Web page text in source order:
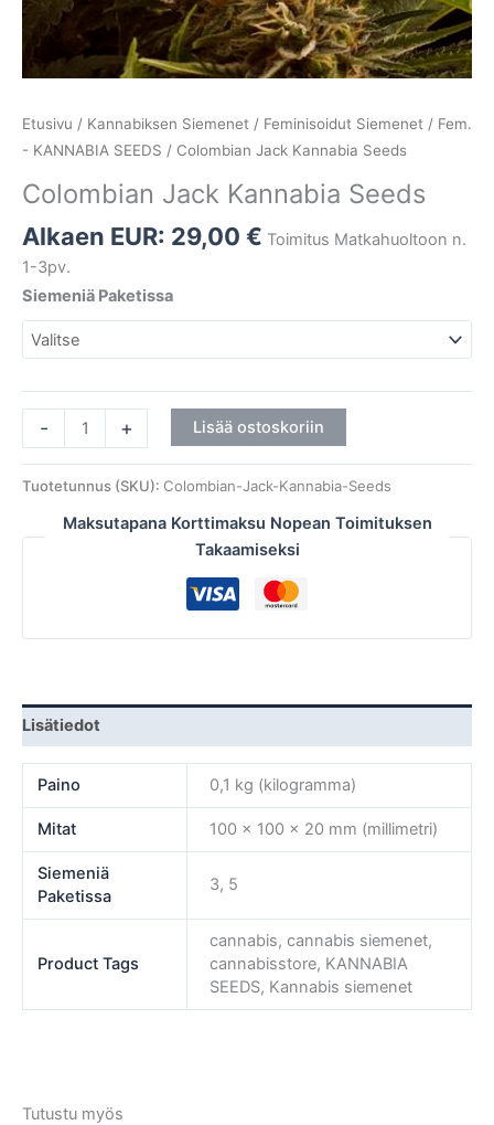
Etusivu / Kannabiksen Siemenet / Feminisoidut Siemenet / Fem.
- KANNABIA SEEDS / Colombian Jack Kannabia Seeds
Colombian Jack Kannabia Seeds
Alkaen EUR: 29,00 € Toimitus Matkahuoltoon n.
1-3pv.
Siemeniä Paketissa
- + Lisää ostoskoriin
Tuotetunnus (SKU): Colombian-Jack-Kannabia-Seeds
Maksutapana Korttimaksu Nopean Toimituksen
Takaamiseksi
Lisätiedot
Paino 0,1 kg (kilogramma)
Mitat 100 × 100 × 20 mm (millimetri)
Siemeniä
Paketissa
3, 5
Product Tags
cannabis, cannabis siemenet,
cannabisstore, KANNABIA
SEEDS, Kannabis siemenet
Tutustu myös